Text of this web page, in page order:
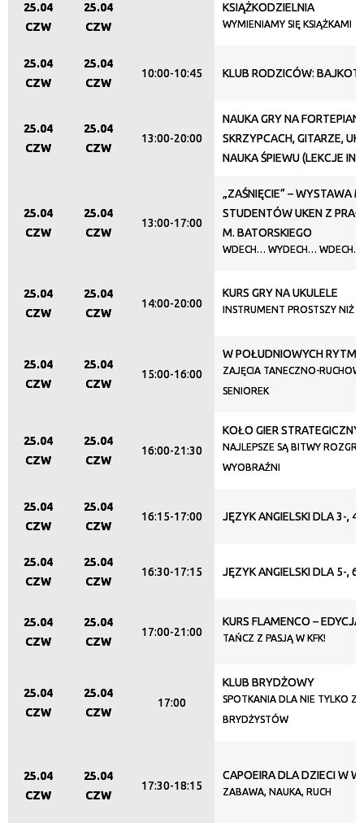
Promowane
25.04
CZW
25.04
CZW
KSIĄŻKODZIELNIA
WYMIENIAMY SIĘ KSIĄŻKAMI
25.04
CZW
25.04
CZW
10:00-10:45 KLUB RODZICÓW:
25.04
CZW
25.04
CZW
13:00-20:00
NAUKA GRY NA
SKRZYPCACH, GITARZE,
NAUKA ŚPIEWU (LEKCJE
25.04
CZW
25.04
CZW
13:00-17:00
„ZAŚNIĘCIE” – WYSTAWA
STUDENTÓW UKEN Z
M. BATORSKIEGO
WDECH… WYDECH… WDECH…
25.04
CZW
25.04
CZW
14:00-20:00
KURS GRY NA UKULELE
INSTRUMENT PROSTSZY NIŻ
25.04
CZW
25.04
CZW
15:00-16:00
W POŁUDNIOWYCH
ZAJĘCIA TANECZNO-
SENIOREK
25.04
CZW
25.04
CZW
16:00-21:30
KOŁO GIER
NAJLEPSZE SĄ BITWY
WYOBRAŹNI
25.04
CZW
25.04
CZW
16:15-17:00 JĘZYK ANGIELSKI DLA 3-,
25.04
CZW
25.04
CZW
16:30-17:15 JĘZYK ANGIELSKI DLA 5-,
25.04
CZW
25.04
CZW
17:00-21:00
KURS FLAMENCO –
TAŃCZ Z PASJĄ W KFK!
25.04
CZW
25.04
CZW
17:00
KLUB BRYDŻOWY
SPOTKANIA DLA NIE TYLKO
BRYDŻYSTÓW
25.04
CZW
25.04
CZW
17:30-18:15
CAPOEIRA DLA DZIECI W
ZABAWA, NAUKA, RUCH